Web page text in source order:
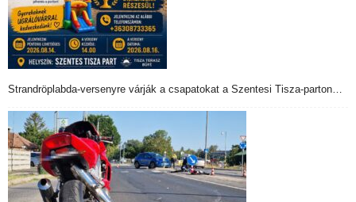
Strandröplabda-versenyre várják a csapatokat a Szentesi Tisza-parton…